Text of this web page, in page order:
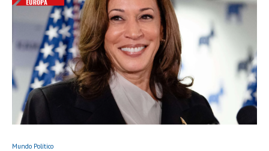
Mundo Político